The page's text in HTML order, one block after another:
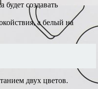
создавать
а белый на
двух цветов.